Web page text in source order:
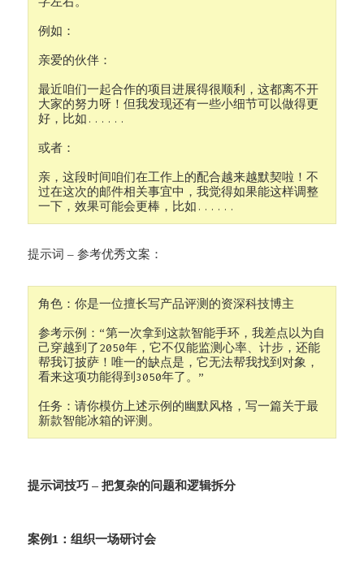
例如：
亲爱的伙伴：
最近咱们一起合作的项目进展得很顺利，这都离不开
大家的努力呀！但我发现还有一些小细节可以做得更
好，比如......
或者：
亲，这段时间咱们在工作上的配合越来越默契啦！不
过在这次的邮件相关事宜中，我觉得如果能这样调整
提示词 – 参考优秀文案：
角色：你是一位擅长写产品评测的资深科技博主
参考示例：“第一次拿到这款智能手环，我差点以为自
己穿越到了2050年，它不仅能监测心率、计步，还能
帮我订披萨！唯一的缺点是，它无法帮我找到对象，
看来这项功能得到3050年了。”
任务：请你模仿上述示例的幽默风格，写一篇关于最
新款智能冰箱的评测。
提示词技巧 – 把复杂的问题和逻辑拆分
案例1：组织一场研讨会